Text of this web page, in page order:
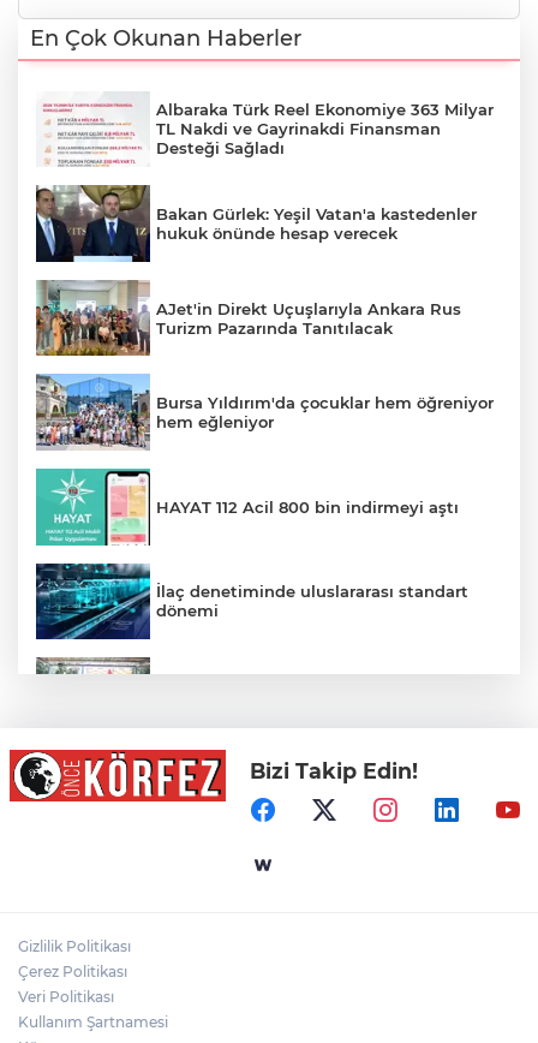
En Çok Okunan Haberler
Albaraka Türk Reel Ekonomiye 363 Milyar
TL Nakdi ve Gayrinakdi Finansman
Desteği Sağladı
Bakan Gürlek: Yeşil Vatan'a kastedenler
hukuk önünde hesap verecek
AJet'in Direkt Uçuşlarıyla Ankara Rus
Turizm Pazarında Tanıtılacak
Bursa Yıldırım'da çocuklar hem öğreniyor
hem eğleniyor
HAYAT 112 Acil 800 bin indirmeyi aştı
İlaç denetiminde uluslararası standart
dönemi
Sağlıklı Yaşam Programı Vatandaşları Bu
Hafta da Sporla Buluşturdu
Bizi Takip Edin!
Gizlilik Politikası
Çerez Politikası
Veri Politikası
Kullanım Şartnamesi